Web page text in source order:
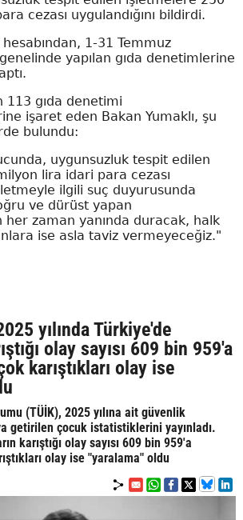
cezası uygulandığını bildirdi.
hesabından, 1-31 Temmuz
yapılan gıda denetimlerine
113 gıda denetimi
işaret eden Bakan Yumaklı, şu
bulundu:
uygunsuzluk tespit edilen
lira idari para cezası
ilgili suç duyurusunda
ve dürüst yapan
zaman yanında duracak, halk
ise asla taviz vermeyeceğiz."
yılında Türkiye'de
olay sayısı 609 bin 959'a
karıştıkları olay ise
(TÜİK), 2025 yılına ait güvenlik
getirilen çocuk istatistiklerini yayınladı.
karıştığı olay sayısı 609 bin 959'a
olay ise "yaralama" oldu